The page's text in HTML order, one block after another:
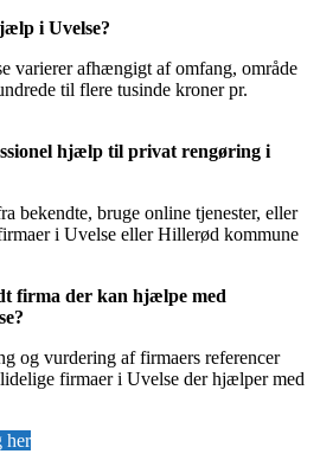
i Uvelse?
varierer afhængigt af omfang, område
til flere tusinde kroner pr.
hjælp til privat rengøring i
bekendte, bruge online tjenester, eller
i Uvelse eller Hillerød kommune
firma der kan hjælpe med
og vurdering af firmaers referencer
firmaer i Uvelse der hjælper med
her